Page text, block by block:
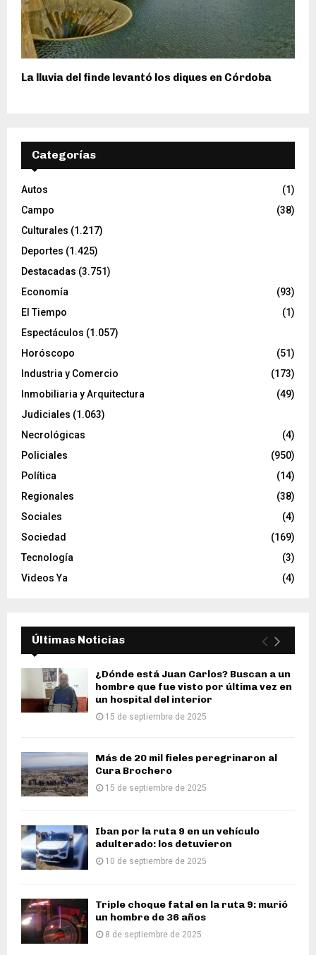
La lluvia del finde levantó los diques en Córdoba
Categorías
Autos
(1)
Campo
(38)
Culturales (1.217)
Deportes (1.425)
Destacadas (3.751)
Economía
(93)
El Tiempo
(1)
Espectáculos (1.057)
Horóscopo
(51)
Industria y Comercio
(173)
Inmobiliaria y Arquitectura
(49)
Judiciales (1.063)
Necrológicas
(4)
Policiales
(950)
Política
(14)
Regionales
(38)
Sociales
(4)
Sociedad
(169)
Tecnología
(3)
Videos Ya
(4)
Últimas Noticias
¿Dónde está Juan Carlos? Buscan a un
hombre que fue visto por última vez en
un hospital del interior
15 de septiembre de 2025
Más de 20 mil fieles peregrinaron al
Cura Brochero
15 de septiembre de 2025
Iban por la ruta 9 en un vehículo
adulterado: los detuvieron
10 de septiembre de 2025
Triple choque fatal en la ruta 9: murió
un hombre de 36 años
8 de septiembre de 2025